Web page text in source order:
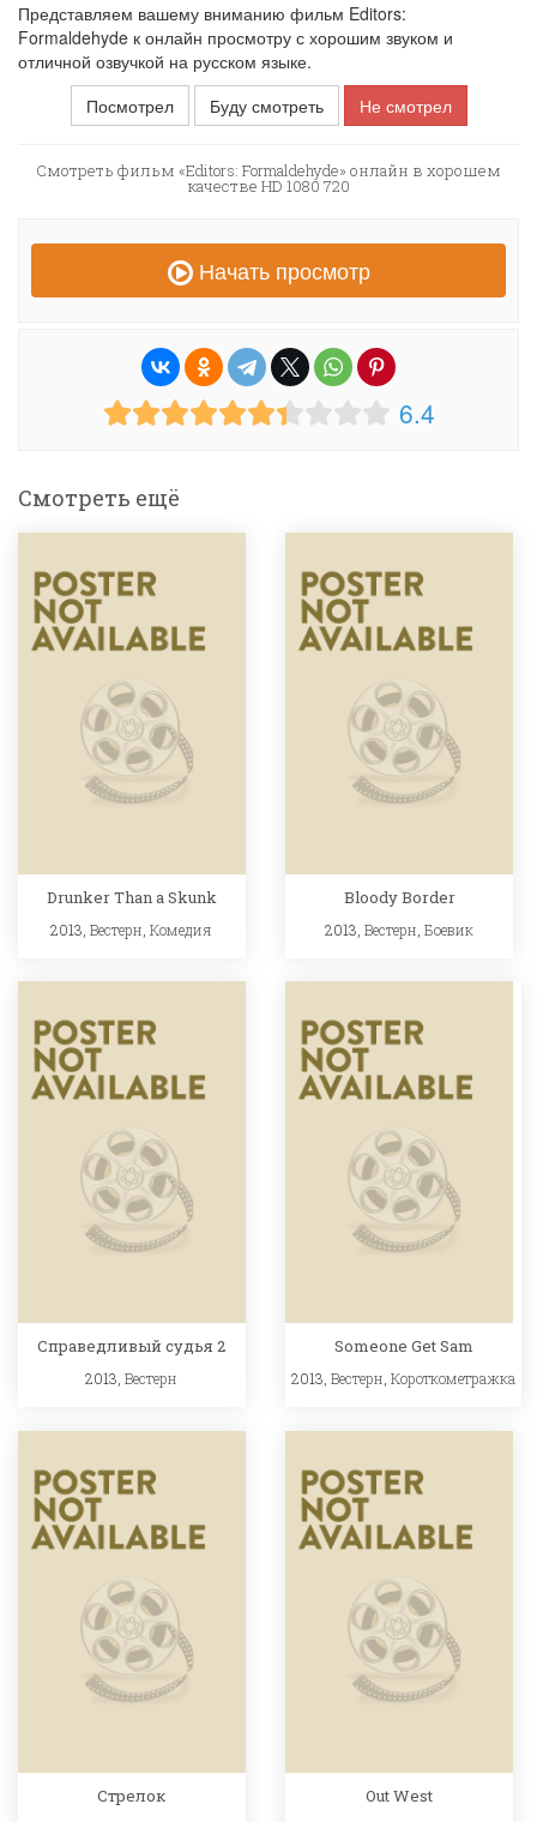
Представляем вашему вниманию фильм Editors:
Formaldehyde к онлайн просмотру с хорошим звуком и
отличной озвучкой на русском языке.
Посмотрел
Буду смотреть Не смотрел
Смотреть фильм «Editors: Formaldehyde» онлайн в хорошем
качестве HD 1080 720
Начать просмотр
6.4
Смотреть ещё
Drunker Than a Skunk
2013,Вестерн ,Комедия
Bloody Border
2013,Вестерн ,Боевик
Справедливый судья 2
2013,Вестерн
Someone Get Sam
2013,Вестерн,Короткометражка
Стрелок Out West